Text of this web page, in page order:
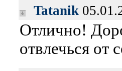
Tatanik
Отлично!
отвлечься от